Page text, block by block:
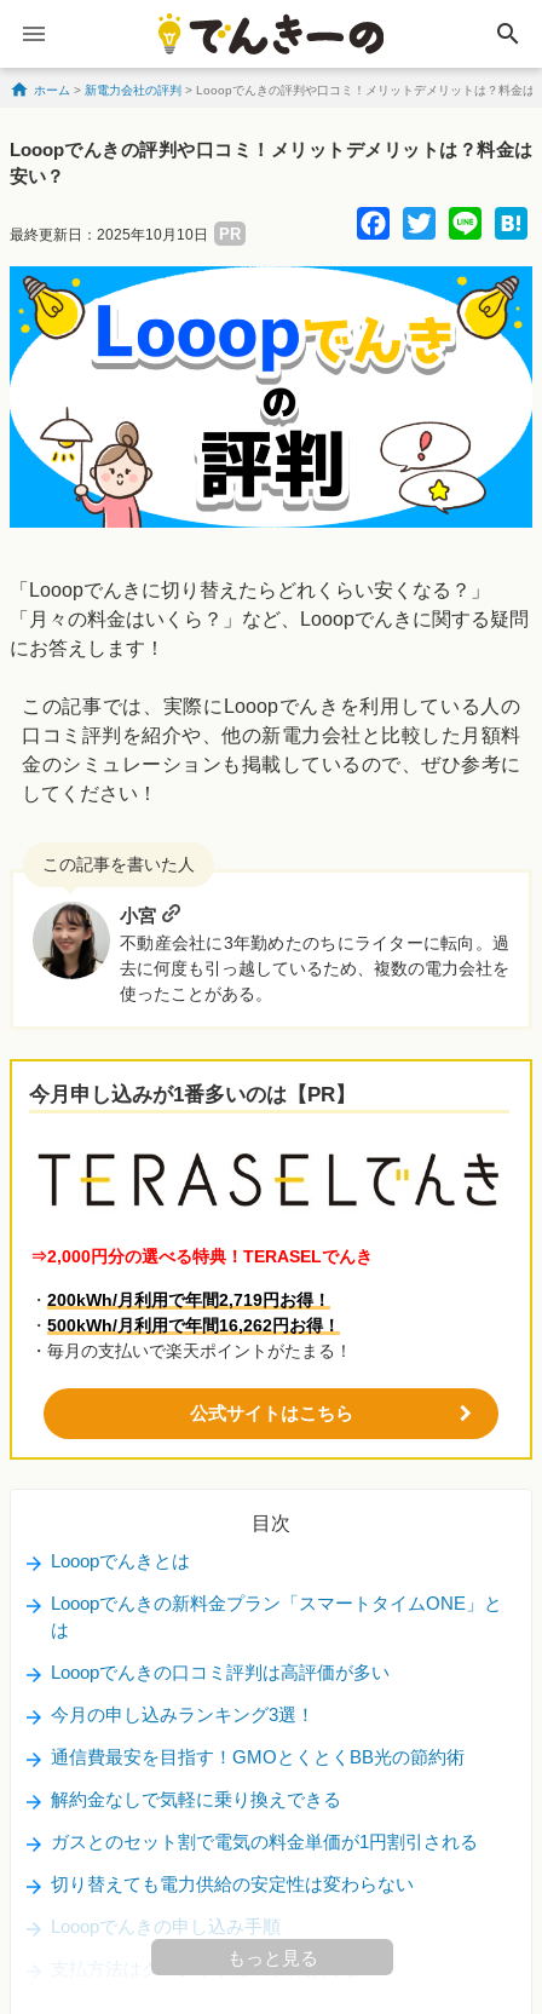
search
Skip to content
ホーム > 新電力会社の評判 > Looopでんきの評判や口コミ！メリットデメリットは？料金は
Looopでんきの評判や口コミ！メリットデメリットは？料金は
安い？
最終更新日：2025年10月10日 PR
「Looopでんきに切り替えたらどれくらい安くなる？」
「月々の料金はいくら？」など、Looopでんきに関する疑問
にお答えします！
この記事では、実際にLooopでんきを利用している人の
口コミ評判を紹介や、他の新電力会社と比較した月額料
金のシミュレーションも掲載しているので、ぜひ参考に
してください！
小宮
不動産会社に3年勤めたのちにライターに転向。過
去に何度も引っ越しているため、複数の電力会社を
使ったことがある。
今月申し込みが1番多いのは【PR】
⇒2,000円分の選べる特典！TERASELでんき
・ 200kWh/月利用で年間2,719円お得！
・ 500kWh/月利用で年間16,262円お得！
・毎月の支払いで楽天ポイントがたまる！
公式サイトはこちら
目次
Looopでんきとは
Looopでんきの新料金プラン「スマートタイムONE」と
は
Looopでんきの口コミ評判は高評価が多い
今月の申し込みランキング3選！
通信費最安を目指す！GMOとくとくBB光の節約術
解約金なしで気軽に乗り換えできる
ガスとのセット割で電気の料金単価が1円割引される
切り替えても電力供給の安定性は変わらない
Looopでんきの申し込み手順
支払方法はクレジットカードのみ対応
もっと見る